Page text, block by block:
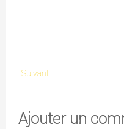
Suivant
Ajouter un